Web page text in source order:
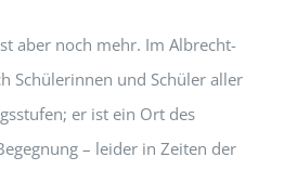
aber noch mehr. Im Albrecht-
Schülerinnen und Schüler aller
er ist ein Ort des
– leider in Zeiten der